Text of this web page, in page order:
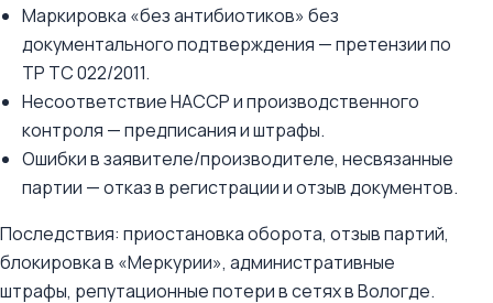
Маркировка «без антибиотиков» без
документального подтверждения — претензии по
ТР ТС 022/2011.
Несоответствие НАССР и производственного
контроля — предписания и штрафы.
Ошибки в заявителе/производителе, несвязанные
партии — отказ в регистрации и отзыв документов.
Последствия: приостановка оборота, отзыв партий,
блокировка в «Меркурии», административные
штрафы, репутационные потери в сетях в Вологде.